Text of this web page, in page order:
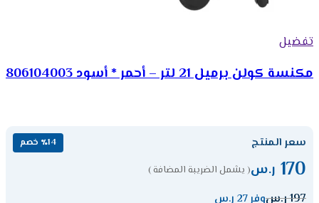
تفضيل
مكنسة كولن برميل 21 لتر – أحمر * أسود 806104003
سعر المنتج ٪14 خصم
170 ر.س( يشمل الضريبة المضافة )
197ر.سوفر 27 ر.س